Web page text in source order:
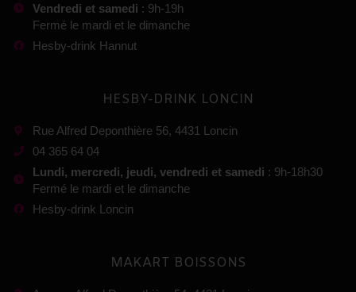
Vendredi et samedi : 9h-19h
Fermé le mardi et le dimanche
Hesby-drink Hannut
HESBY-DRINK LONCIN
Rue Alfred Deponthière 56, 4431 Loncin
04 365 64 04
Lundi, mercredi, jeudi, vendredi et samedi : 9h-18h30
Fermé le mardi et le dimanche
Hesby-drink Loncin
MAKART BOISSONS